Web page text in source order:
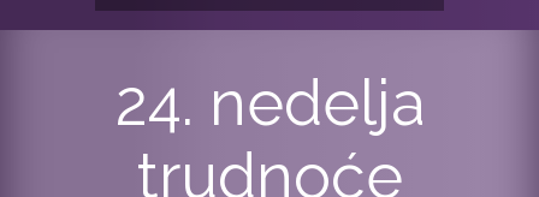
24. nedelja
trudnoće